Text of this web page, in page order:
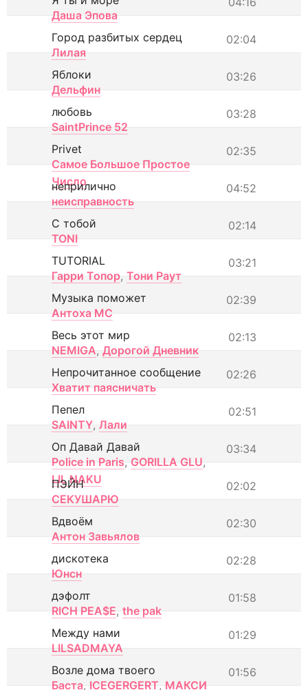
Даша Эпова
02:04
Город разбитых сердец
Лилая
03:26
Яблоки
Дельфин
03:28
любовь
SaintPrince 52
02:35
Privet
Самое Большое Простое
Число
04:52
неприлично
неисправность
02:14
С тобой
TONI
03:21
TUTORIAL
Гарри Топор, Тони Раут
02:39
Музыка поможет
Антоха МС
02:13
Весь этот мир
NEMIGA, Дорогой Дневник
02:26
Непрочитанное сообщение
Хватит паясничать
02:51
Пепел
SAINTY, Лали
03:34
Оп Давай Давай
Police in Paris, GORILLA GLU,
LIL NAKU
02:02
ПЭЙН
СЕКУШАРЮ
02:30
Вдвоём
Антон Завьялов
02:28
дискотека
Юнсн
01:58
дэфолт
RICH PEA$E, the pak
01:29
Между нами
LILSADMAYA
01:56
Возле дома твоего
Баста, ICEGERGERT, МАКСИ